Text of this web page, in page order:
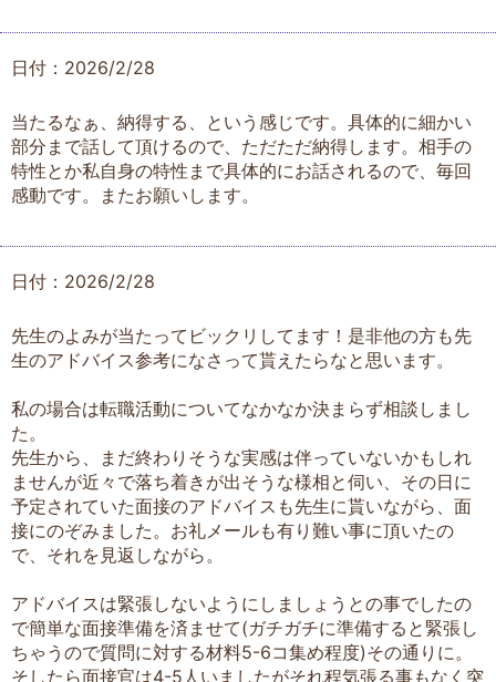
日付：2026/2/28
当たるなぁ、納得する、という感じです。具体的に細かい
部分まで話して頂けるので、ただただ納得します。相手の
特性とか私自身の特性まで具体的にお話されるので、毎回
感動です。またお願いします。
日付：2026/2/28
先生のよみが当たってビックリしてます！是非他の方も先
生のアドバイス参考になさって貰えたらなと思います。
私の場合は転職活動についてなかなか決まらず相談しまし
た。
先生から、まだ終わりそうな実感は伴っていないかもしれ
ませんが近々で落ち着きが出そうな様相と伺い、その日に
予定されていた面接のアドバイスも先生に貰いながら、面
接にのぞみました。お礼メールも有り難い事に頂いたの
で、それを見返しながら。
アドバイスは緊張しないようにしましょうとの事でしたの
で簡単な面接準備を済ませて(ガチガチに準備すると緊張し
ちゃうので質問に対する材料5-6コ集め程度)その通りに。
そしたら面接官は4-5人いましたがそれ程気張る事もなく突